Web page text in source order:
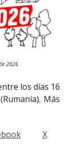
2026
los días 16
Más
X